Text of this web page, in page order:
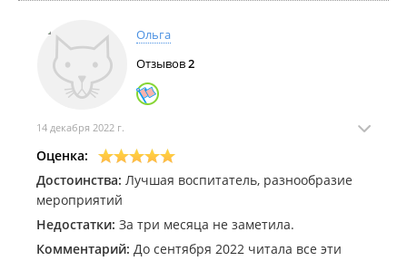
Ольга
Отзывов2
14 декабря 2022 г.
Оценка:
Достоинства: Лучшая воспитатель, разнообразие
мероприятий
Недостатки: За три месяца не заметила.
Комментарий: До сентября 2022 читала все эти